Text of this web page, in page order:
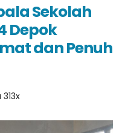
Sekolah
Depok
dan Penuh